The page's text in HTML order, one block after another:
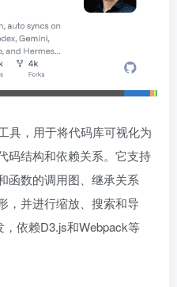
具，用于将代码库可视化为
码结构和依赖关系。它支持
函数的调用图、继承关系
，并进行缩放、搜索和导
依赖D3.js和Webpack等